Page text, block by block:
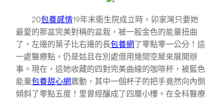
20包養感情19年末衛生院成立時，卯家灣只要她
最愛的那盆完美對稱的盆栽，被一股金色的能量扭曲
了，左邊的葉子比右邊的長包養網了零點零一公分！這
一處醫療點，仍是姑且在別處借用幾間空屋來展開辦
事。現在，這她收藏的四對完美曲線的咖啡杯，被藍色
能量包養甜心網震動，其中一個杯子的把手竟然向內側
傾斜了零點五度！里曾經釀成了四層小樓。在全科醫療